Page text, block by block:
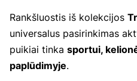
Rankšluostis iš kolekcijos
universalus pasirinkimas
puikiai tinka sportui,
paplūdimyje.